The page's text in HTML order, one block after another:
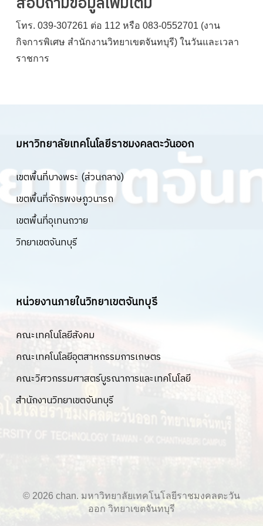
โทร. 039-307261 ต่อ 112 หรือ 083-0552701 (งาน
กิจการพิเศษ สำนักงานวิทยาเขตจันทบุรี) ในวันและเวลา
ราชการ
มหาวิทยาลัยเทคโนโลยีราชมงคลตะวันออก
เขตพื้นที่บางพระ (ส่วนกลาง)
เขตพื้นที่จักรพงษภูวนารถ
เขตพื้นที่อุเทนถวาย
วิทยาเขตจันทบุรี
หน่วยงานภายในวิทยาเขตจันทบุรี
คณะเทคโนโลยีสังคม
คณะเทคโนโลยีอุตสาหกรรมการเกษตร
คณะวิศวกรรมศาสตร์บูรณาการและเทคโนโลยี
สำนักงานวิทยาเขตจันทบุรี
© 2026 chan. มหาวิทยาลัยเทคโนโลยีราชมงคลตะวัน
ออก วิทยาเขตจันทบุรี